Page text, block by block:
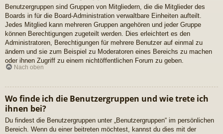
Benutzergruppen sind Gruppen von Mitgliedern, die die Mitglieder des
Boards in für die Board-Administration verwaltbare Einheiten aufteilt.
Jedes Mitglied kann mehreren Gruppen angehören und jeder Gruppe
können Berechtigungen zugeteilt werden. Dies erleichtert es den
Administratoren, Berechtigungen für mehrere Benutzer auf einmal zu
ändern und sie zum Beispiel zu Moderatoren eines Bereichs zu machen
oder ihnen Zugriff zu einem nichtöffentlichen Forum zu geben.
Nach oben
Wo finde ich die Benutzergruppen und wie trete ich
ihnen bei?
Du findest die Benutzergruppen unter „Benutzergruppen“ im persönlichen
Bereich. Wenn du einer beitreten möchtest, kannst du dies mit der